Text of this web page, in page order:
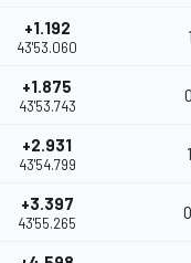
+1.192
43'53.060
+1.875
43'53.743
+2.931
43'54.799
+3.397
43'55.265